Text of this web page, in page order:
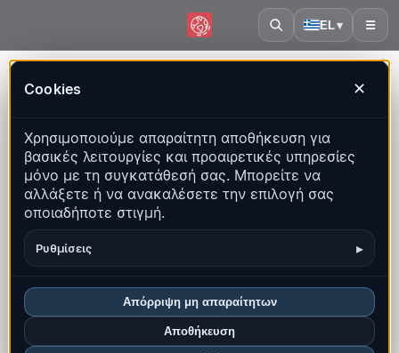
EL▾ ☰
Cookies ✕
Χρησιμοποιούμε απαραίτητη αποθήκευση για
βασικές λειτουργίες και προαιρετικές υπηρεσίες
μόνο με τη συγκατάθεσή σας. Μπορείτε να
αλλάξετε ή να ανακαλέσετε την επιλογή σας
οποιαδήποτε στιγμή.
Ρυθμίσεις ▸
Απόρριψη μη απαραίτητων
Αποθήκευση
QuakeMap24
Ζωντανός χάρτης, στατιστικά και πρόσφατα γεγονότα
Άνοιγμα ιστορικού χάρτη
Τα πιο πρόσφατα σε αυτή τη χώρα
Κορυφαίες περιοχές Συχνές ερωτήσεις